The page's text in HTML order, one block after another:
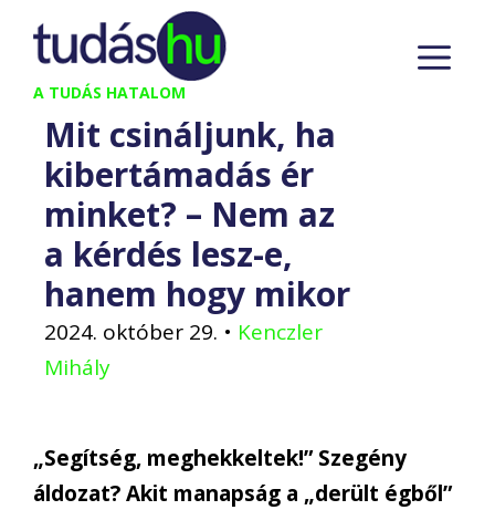
Kilépés
tartalomba
A TUDÁS HATALOM
Mit csináljunk, ha
kibertámadás ér
minket? – Nem az
a kérdés lesz-e,
hanem hogy mikor
2024. október 29. • Kenczler
Mihály
„Segítség, meghekkeltek!” Szegény
áldozat? Akit manapság a „derült égből”